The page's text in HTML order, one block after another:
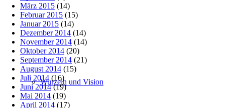
Wurzeln und Vision
März 2015 (14)
Februar 2015 (15)
Januar 2015 (14)
Dezember 2014 (14)
November 2014 (14)
Oktober 2014 (20)
September 2014 (21)
August 2014 (15)
Juli 2014 (16)
Juni 2014(19)
Mai 2014 (19)
April 2014 (17)